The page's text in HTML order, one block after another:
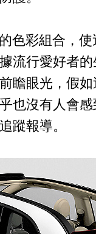
色彩組合，
流行愛好者
瞻眼光，假
也沒有人會
蹤報導。